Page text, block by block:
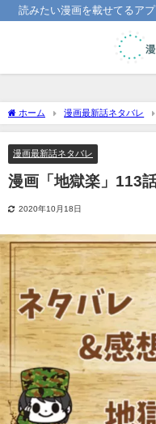
読みたい漫画を載せてるア
ホーム 漫画最新話ネタバレ
漫画最新話ネタバレ
漫画「地獄楽」113
2020年10月18日